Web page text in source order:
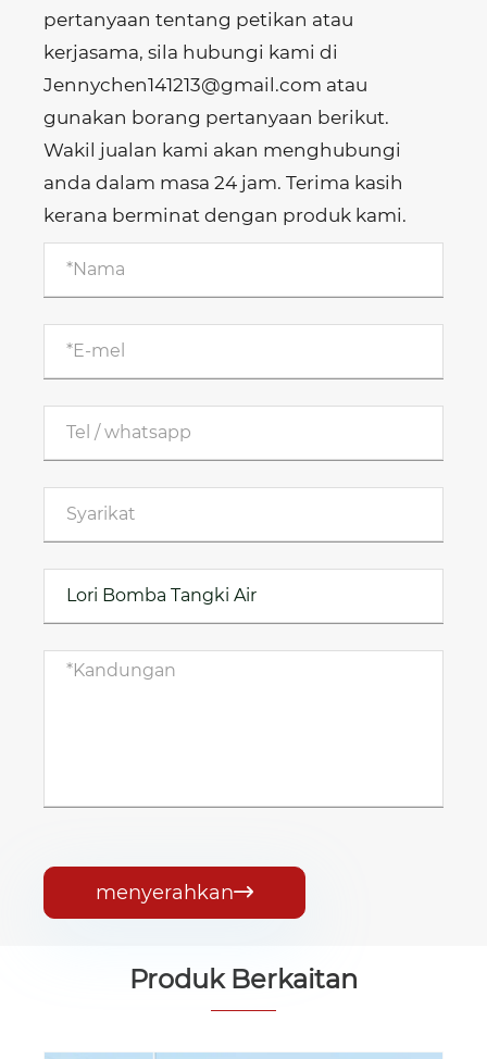
pertanyaan tentang petikan atau
kerjasama, sila hubungi kami di
Jennychen141213@gmail.com atau
gunakan borang pertanyaan berikut.
Wakil jualan kami akan menghubungi
anda dalam masa 24 jam. Terima kasih
kerana berminat dengan produk kami.
menyerahkan
Produk Berkaitan